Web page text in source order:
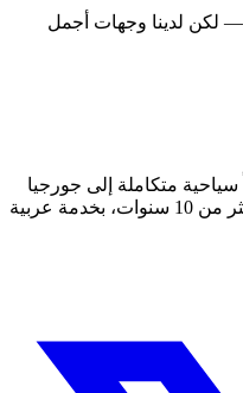
— لكن لدينا وجهات أجمل
متكاملة إلى جورجيا
والقوقاز وأجمل وجهات العالم منذ أكثر من 10 سنوات، بخدمة عربية